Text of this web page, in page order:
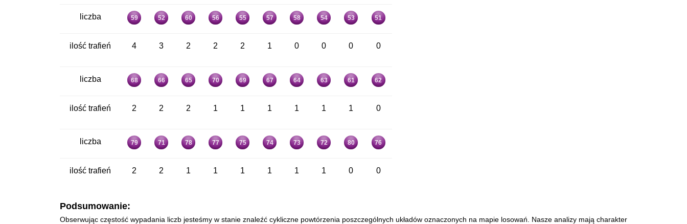
liczba 59 52 60 56 55 57 58 54 53 51
ilość trafień 4 3 2 2 2 1 0 0 0 0
liczba 68 66 65 70 69 67 64 63 61 62
ilość trafień 2 2 2 1 1 1 1 1 1 0
liczba 79 71 78 77 75 74 73 72 80 76
ilość trafień 2 2 1 1 1 1 1 1 0 0
Podsumowanie:
Obserwując częstość wypadania liczb jesteśmy w stanie znaleźć cykliczne powtórzenia poszczególnych układów oznaczonych na mapie losowań. Nasze analizy mają charakter